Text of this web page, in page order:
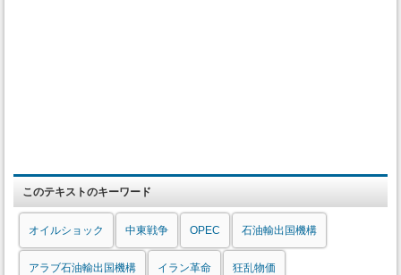
このテキストのキーワード
オイルショック 中東戦争 OPEC 石油輸出国機構
アラブ石油輸出国機構 イラン革命 狂乱物価